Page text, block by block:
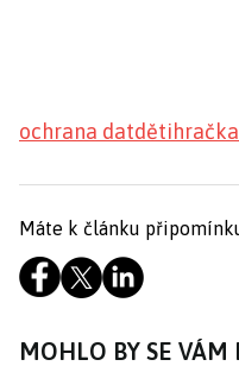
ochrana datdětihračka
Máte k článku
MOHLO BY SE VÁM